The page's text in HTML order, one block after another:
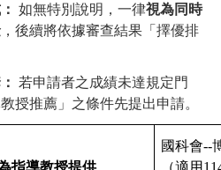
如無特別說明，一律視為同時
，後續將依據審查結果「擇優排
若申請者之成績未達規定門
授推薦」之條件先提出申請。
指導教授提供
國科會--
（適用